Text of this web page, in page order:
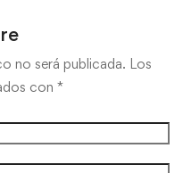
no será publicada. Los
con *